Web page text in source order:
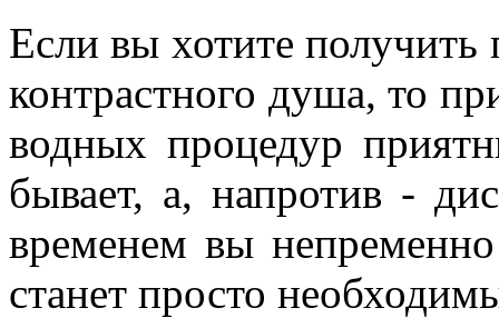
Если вы хотите получить
контрастного душа, то
водных процедур
бывает, а, напротив -
временем вы
станет просто